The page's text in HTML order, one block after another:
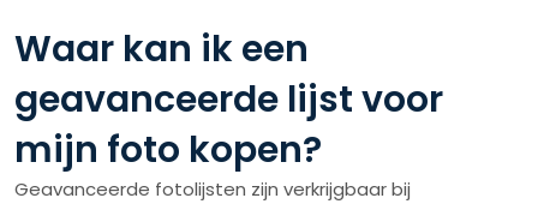
Waar kan ik een
geavanceerde lijst voor
mijn foto kopen?
Geavanceerde fotolijsten zijn verkrijgbaar bij